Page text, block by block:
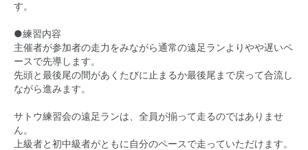
す。
●練習内容
主催者が参加者の走力をみながら通常の遠足ランよりやや遅いペ
ースで先導します。
先頭と最後尾の間があくたびに止まるか最後尾まで戻って合流し
ながら進みます。
サトウ練習会の遠足ランは、全員が揃って走るのではありませ
ん。
上級者と初中級者がともに自分のペースで走っていただけます。